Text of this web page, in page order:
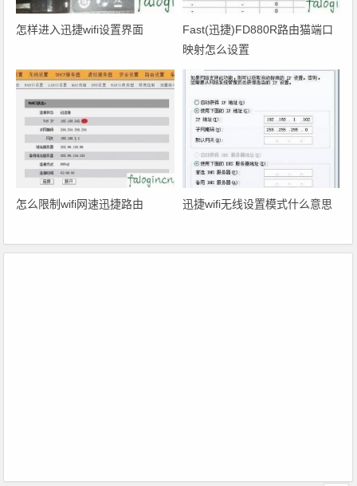
怎样进入迅捷wifi设置界面
Fast(迅捷)FD880R路由猫端口
映射怎么设置
怎么限制wifi网速迅捷路由 迅捷wifi无线设置模式什么意思